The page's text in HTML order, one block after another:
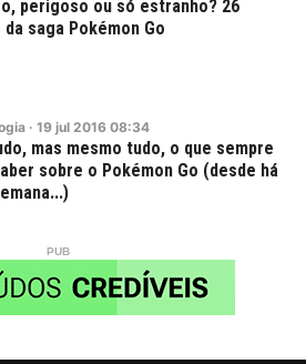
perigoso ou só estranho? 26
da saga Pokémon Go
· 19 jul 2016 08:34
mas mesmo tudo, o que sempre
sobre o Pokémon Go (desde há